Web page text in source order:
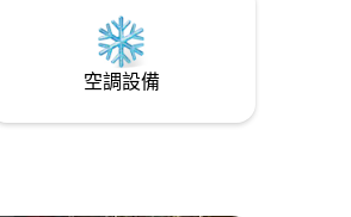
空調設備